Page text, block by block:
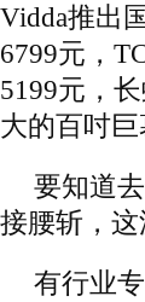
Vidda推出
6799元，
5199元，
大的百吋
要知道
接腰斩，
有行业